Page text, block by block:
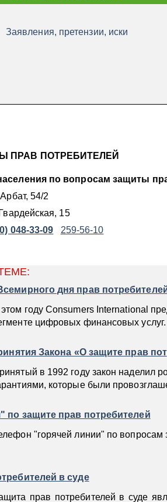
Заявления, претензии, иски
ПРАВ ПОТРЕБИТЕЛЕЙ
по вопросам защиты
54/2
15
048-33-09 259-56-10
дня прав
году Consumers International
цифровых финансовых услуг.
Закона «О защите прав
в 1992 году закон наделил
которые были
по защите прав потребителей
"горячей линии" по
в суде
прав потребителей в суде